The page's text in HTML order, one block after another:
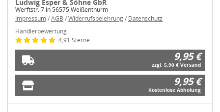
Ludwig Esper & Söhne GbR
Werftstr. 7 in 56575 Weißenthurm
Impressum/AGB /Widerrufsbelehrung/ Datenschutz
Händlerbewertung
4,91 Sterne
9,95 €
zzgl. 5,90 € Versand
9,95 €
Kostenlose Abholung